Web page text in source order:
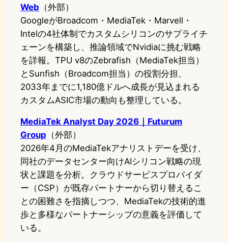
Web （外部）
GoogleがBroadcom・MediaTek・Marvell・
Intelの4社体制でカスタムシリコンのサプライチ
ェーンを構築し、推論領域でNvidiaに挑む戦略
を詳報。TPU v8のZebrafish（MediaTek担当）
とSunfish（Broadcom担当）の役割分担、
2033年までに1,180億ドルへ成長が見込まれる
カスタムASIC市場の動向も整理している。
MediaTek Analyst Day 2026｜Futurum
Group （外部）
2026年4月のMediaTekアナリストデーを受け、
同社のデータセンター向けAIシリコン戦略の現
状と課題を分析。クラウドサービスプロバイダ
ー（CSP）が既存パートナーから切り替えるこ
との困難さを指摘しつつ、MediaTekの技術的進
歩と多様なパートナーシップの意義を評価して
いる。